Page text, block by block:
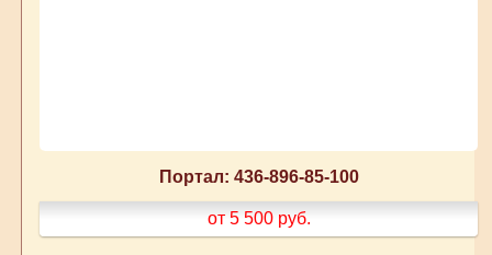
Портал: 436-896-85-100
от 5 500 руб.